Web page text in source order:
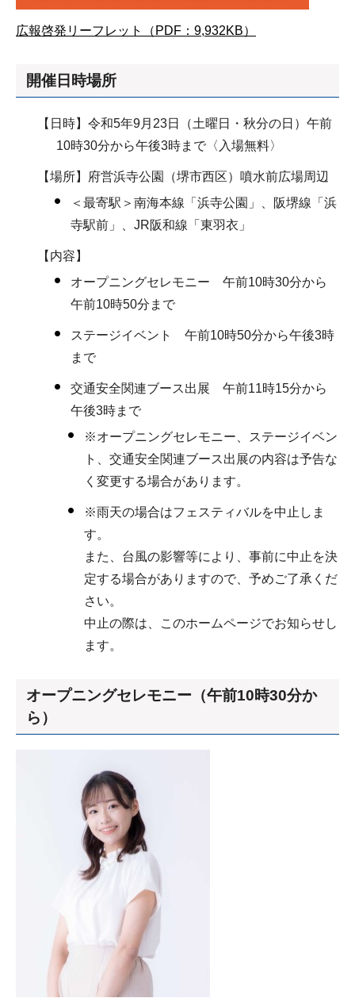
広報啓発リーフレット（PDF：9,932KB）
開催日時場所
【日時】令和5年9月23日（土曜日・秋分の日）午前
10時30分から午後3時まで〈入場無料〉
【場所】府営浜寺公園（堺市西区）噴水前広場周辺
＜最寄駅＞南海本線「浜寺公園」、阪堺線「浜
寺駅前」、JR阪和線「東羽衣」
【内容】
オープニングセレモニー 午前10時30分から
午前10時50分まで
ステージイベント 午前10時50分から午後3時
まで
交通安全関連ブース出展 午前11時15分から
午後3時まで
※オープニングセレモニー、ステージイベン
ト、交通安全関連ブース出展の内容は予告な
く変更する場合があります。
※雨天の場合はフェスティバルを中止しま
す。
また、台風の影響等により、事前に中止を決
定する場合がありますので、予めご了承くだ
さい。
中止の際は、このホームページでお知らせし
ます。
オープニングセレモニー（午前10時30分か
ら）